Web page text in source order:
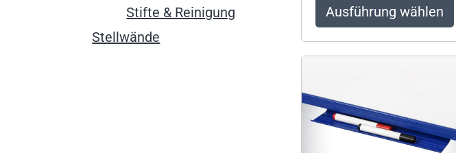
Stifte & Reinigung
Stellwände
Ausführung wählen